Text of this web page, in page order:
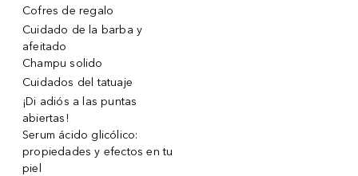
Cofres de regalo
Cuidado de la barba y
afeitado
Champu solido
Cuidados del tatuaje
¡Di adiós a las puntas
abiertas!
Serum ácido glicólico:
propiedades y efectos en tu
piel